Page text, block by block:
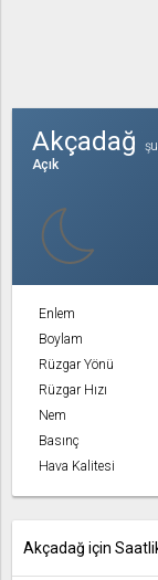
Akçadağ
Açık
Enlem
Boylam
Rüzgar Yönü
Rüzgar Hızı
Nem
Basınç
Hava Kalitesi
Akçadağ için